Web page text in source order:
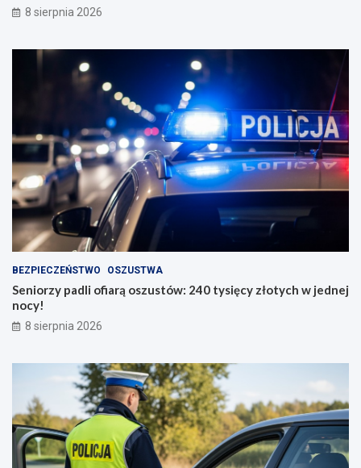
8 sierpnia 2026
BEZPIECZEŃSTWO OSZUSTWA
Seniorzy padli ofiarą oszustów: 240 tysięcy złotych w jednej
nocy!
8 sierpnia 2026